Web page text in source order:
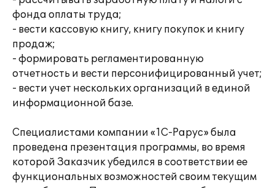
фонда оплаты труда;
- вести кассовую книгу, книгу покупок и книгу
продаж;
- формировать регламентированную
отчетность и вести персонифицированный учет;
- вести учет нескольких организаций в единой
информационной базе.
Специалистами компании «1С-Рарус» была
проведена презентация программы, во время
которой Заказчик убедился в соответствии ее
функциональных возможностей своим текущим